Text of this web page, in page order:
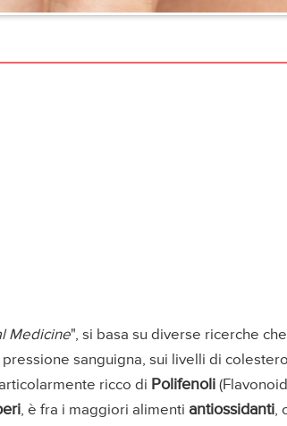
Medicine", si basa su diverse ricerche
sanguigna, sui livelli di
ricco di Polifenoli
, è fra i maggiori alimenti antiossidanti,